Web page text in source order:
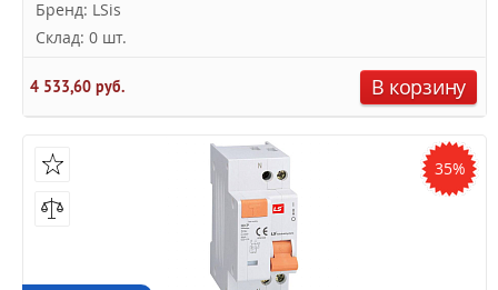
Бренд: LSis
Склад: 0 шт.
4 533,60 руб. В корзину
35%